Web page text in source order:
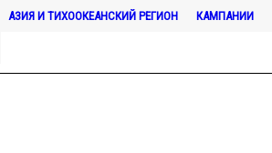
АЗИЯ И ТИХООКЕАНСКИЙ РЕГИОН КАМПАНИИ